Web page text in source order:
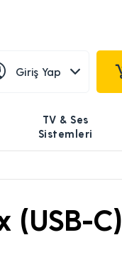
Giriş Yap
TV & Ses
Sistemleri
(USB-C)